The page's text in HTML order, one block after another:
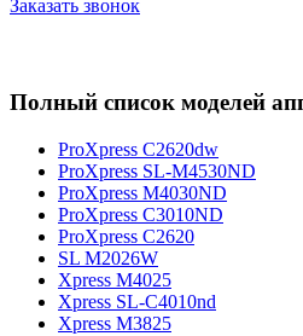
Заказать звонок
Полный список моделей
ProXpress C2620dw
ProXpress SL-M4530ND
ProXpress M4030ND
ProXpress C3010ND
ProXpress C2620
SL M2026W
Xpress M4025
Xpress SL-C4010nd
Xpress M3825